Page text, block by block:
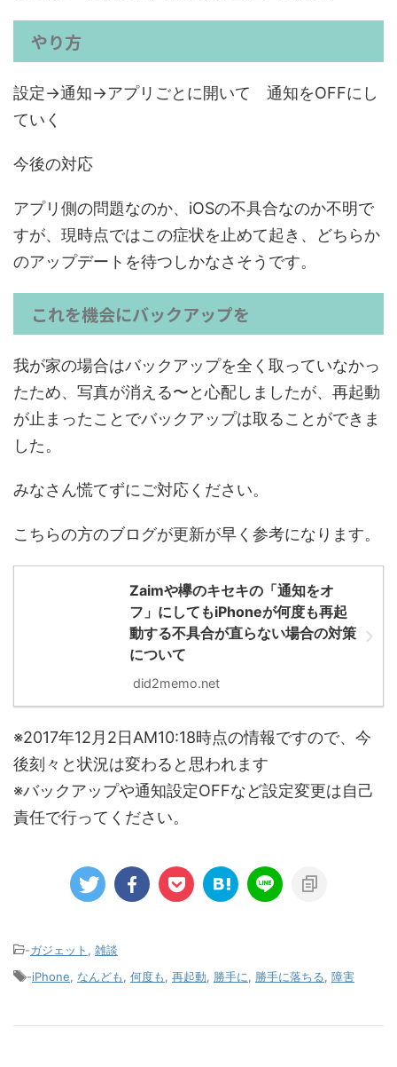
やり方
設定→通知→アプリごとに開いて 通知をOFFにし
ていく
今後の対応
アプリ側の問題なのか、iOSの不具合なのか不明で
すが、現時点ではこの症状を止めて起き、どちらか
のアップデートを待つしかなさそうです。
これを機会にバックアップを
我が家の場合はバックアップを全く取っていなかっ
たため、写真が消える〜と心配しましたが、再起動
が止まったことでバックアップは取ることができま
した。
みなさん慌てずにご対応ください。
こちらの方のブログが更新が早く参考になります。
Zaimや欅のキセキの「通知をオ
フ」にしてもiPhoneが何度も再起
動する不具合が直らない場合の対策
について
did2memo.net
※2017年12月2日AM10:18時点の情報ですので、今
後刻々と状況は変わると思われます
※バックアップや通知設定OFFなど設定変更は自己
責任で行ってください。
-ガジェット , 雑談
-iPhone, なんども, 何度も, 再起動, 勝手に, 勝手に落ちる, 障害